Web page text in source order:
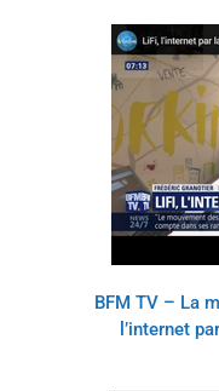
BFM TV – La
l’internet